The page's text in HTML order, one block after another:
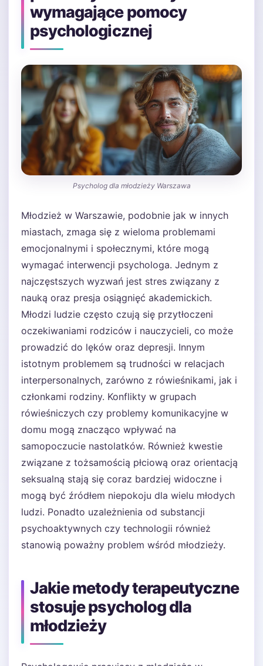
wymagające pomocy
psychologicznej
Psycholog dla młodzieży Warszawa
Młodzież w Warszawie, podobnie jak w innych
miastach, zmaga się z wieloma problemami
emocjonalnymi i społecznymi, które mogą
wymagać interwencji psychologa. Jednym z
najczęstszych wyzwań jest stres związany z
nauką oraz presja osiągnięć akademickich.
Młodzi ludzie często czują się przytłoczeni
oczekiwaniami rodziców i nauczycieli, co może
prowadzić do lęków oraz depresji. Innym
istotnym problemem są trudności w relacjach
interpersonalnych, zarówno z rówieśnikami, jak i
członkami rodziny. Konflikty w grupach
rówieśniczych czy problemy komunikacyjne w
domu mogą znacząco wpływać na
samopoczucie nastolatków. Również kwestie
związane z tożsamością płciową oraz orientacją
seksualną stają się coraz bardziej widoczne i
mogą być źródłem niepokoju dla wielu młodych
ludzi. Ponadto uzależnienia od substancji
psychoaktywnych czy technologii również
stanowią poważny problem wśród młodzieży.
Jakie metody terapeutyczne
stosuje psycholog dla
młodzieży